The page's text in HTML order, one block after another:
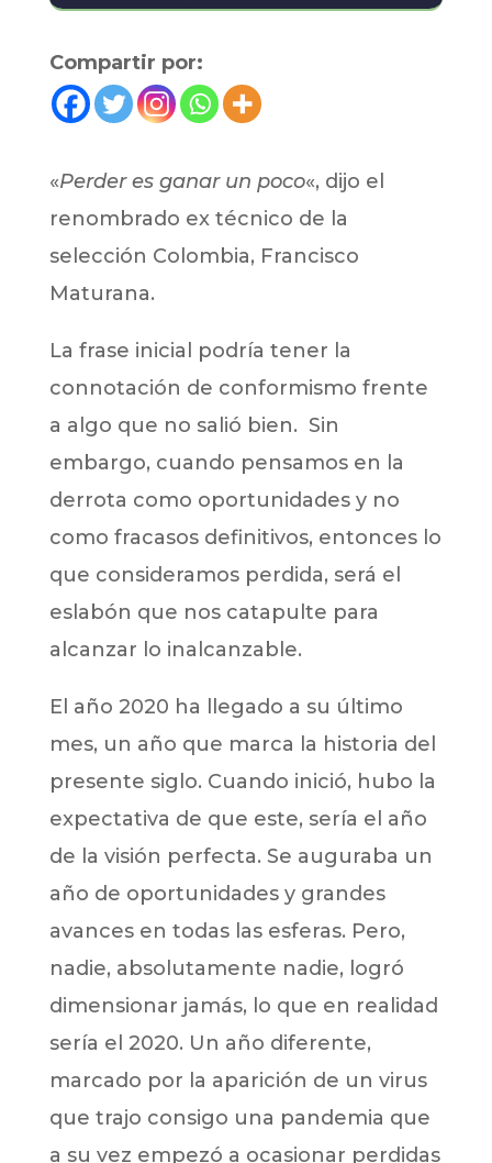
Compartir por:
«Perder es ganar un poco«, dijo el
renombrado ex técnico de la
selección Colombia, Francisco
Maturana.
La frase inicial podría tener la
connotación de conformismo frente
a algo que no salió bien. Sin
embargo, cuando pensamos en la
derrota como oportunidades y no
como fracasos definitivos, entonces lo
que consideramos perdida, será el
eslabón que nos catapulte para
alcanzar lo inalcanzable.
El año 2020 ha llegado a su último
mes, un año que marca la historia del
presente siglo. Cuando inició, hubo la
expectativa de que este, sería el año
de la visión perfecta. Se auguraba un
año de oportunidades y grandes
avances en todas las esferas. Pero,
nadie, absolutamente nadie, logró
dimensionar jamás, lo que en realidad
sería el 2020. Un año diferente,
marcado por la aparición de un virus
que trajo consigo una pandemia que
a su vez empezó a ocasionar perdidas